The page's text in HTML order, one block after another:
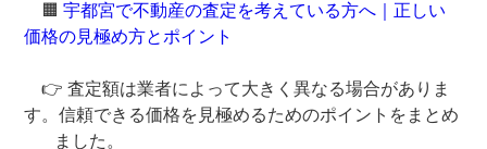
🟧宇都宮で不動産の査定を考えている方へ｜正しい
価格の見極め方とポイント
👉 査定額は業者によって大きく異なる場合がありま
す。信頼できる価格を見極めるためのポイントをまとめ
ました。